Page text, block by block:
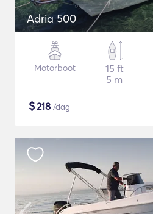
Adria 500
Motorboot
15 ft
5 m
$218 /dag